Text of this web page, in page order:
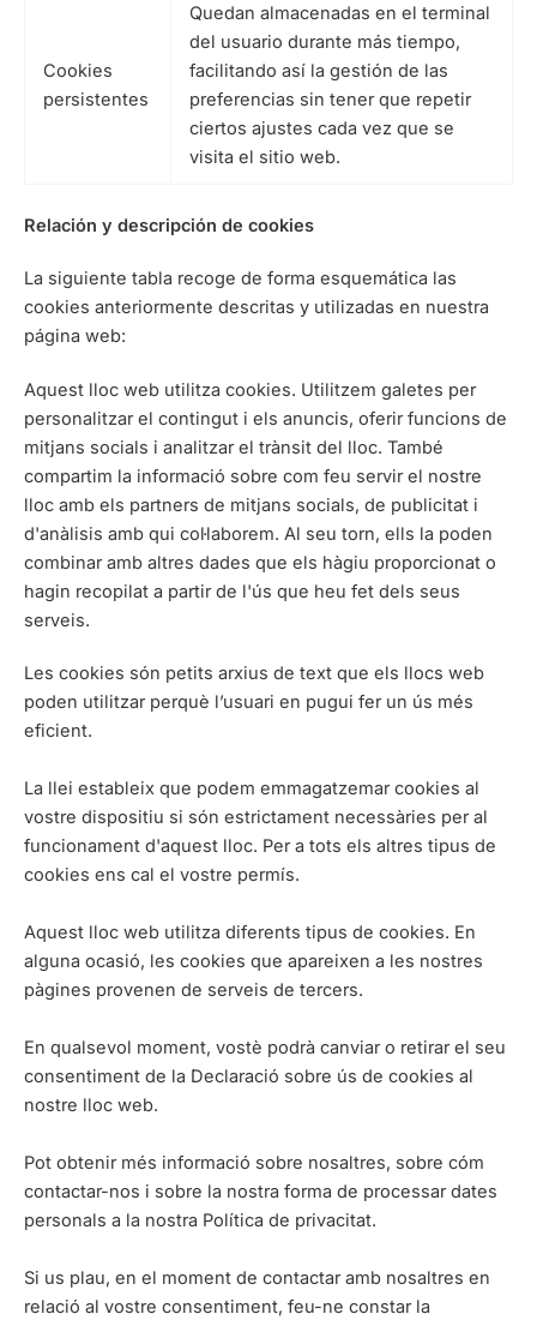
Cookies
persistentes
Quedan almacenadas en el terminal
del usuario durante más tiempo,
facilitando así la gestión de las
preferencias sin tener que repetir
ciertos ajustes cada vez que se
visita el sitio web.
Relación y descripción de cookies
La siguiente tabla recoge de forma esquemática las
cookies anteriormente descritas y utilizadas en nuestra
página web:
Aquest lloc web utilitza cookies. Utilitzem galetes per
personalitzar el contingut i els anuncis, oferir funcions de
mitjans socials i analitzar el trànsit del lloc. També
compartim la informació sobre com feu servir el nostre
lloc amb els partners de mitjans socials, de publicitat i
d'anàlisis amb qui col·laborem. Al seu torn, ells la poden
combinar amb altres dades que els hàgiu proporcionat o
hagin recopilat a partir de l'ús que heu fet dels seus
serveis.
Les cookies són petits arxius de text que els llocs web
poden utilitzar perquè l’usuari en pugui fer un ús més
eficient.
La llei estableix que podem emmagatzemar cookies al
vostre dispositiu si són estrictament necessàries per al
funcionament d'aquest lloc. Per a tots els altres tipus de
cookies ens cal el vostre permís.
Aquest lloc web utilitza diferents tipus de cookies. En
alguna ocasió, les cookies que apareixen a les nostres
pàgines provenen de serveis de tercers.
En qualsevol moment, vostè podrà canviar o retirar el seu
consentiment de la Declaració sobre ús de cookies al
nostre lloc web.
Pot obtenir més informació sobre nosaltres, sobre cóm
contactar-nos i sobre la nostra forma de processar dates
personals a la nostra Política de privacitat.
Si us plau, en el moment de contactar amb nosaltres en
relació al vostre consentiment, feu-ne constar la